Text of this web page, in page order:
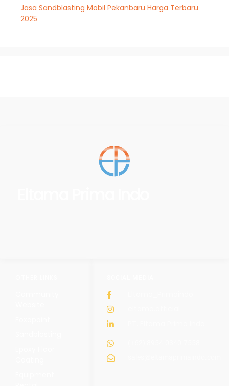
Jasa Sandblasting Mobil Pekanbaru Harga Terbaru
2025